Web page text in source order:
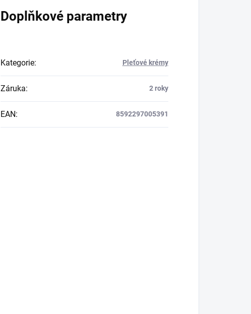
Doplňkové parametry
Kategorie: Pleťové krémy
Záruka: 2 roky
EAN: 8592297005391